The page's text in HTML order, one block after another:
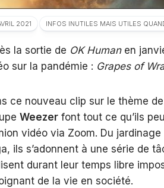
2021 INFOS INUTILES MAIS UTILES
la sortie de OK Humanen
sur la pandémie : Grapes of
ce nouveau clip sur le thème
Weezer font tout ce qu’ils
vidéo via Zoom. Du
ils s’adonnent à une série de
durant leur temps libre
de la vie en société.